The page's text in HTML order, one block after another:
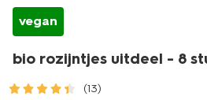
vegan
bio rozijntjes uitdeel - 8
(13)